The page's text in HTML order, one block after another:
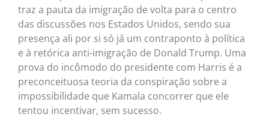
traz a pauta da imigração de volta para o centro
das discussões nos Estados Unidos, sendo sua
presença ali por si só já um contraponto à política
e à retórica anti-imigração de Donald Trump. Uma
prova do incômodo do presidente com Harris é a
preconceituosa teoria da conspiração sobre a
impossibilidade que Kamala concorrer que ele
tentou incentivar, sem sucesso.